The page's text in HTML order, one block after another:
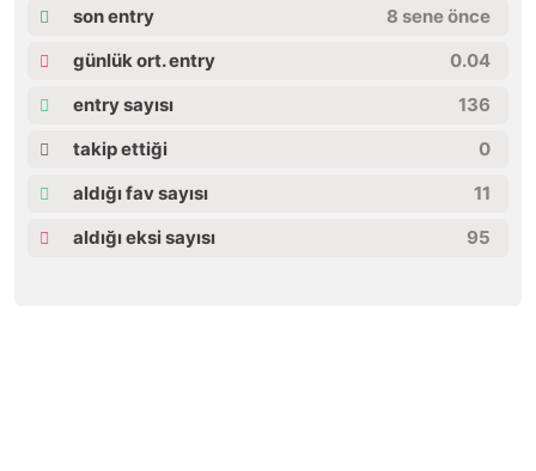
son entry
8 sene önce
günlük ort. entry
0.04
entry sayısı
136
takip ettiği
0
aldığı fav sayısı
11
aldığı eksi sayısı
95